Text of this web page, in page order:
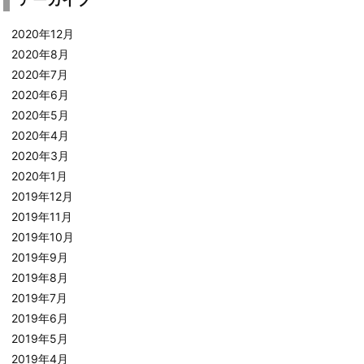
2020年12月
2020年8月
2020年7月
2020年6月
2020年5月
2020年4月
2020年3月
2020年1月
2019年12月
2019年11月
2019年10月
2019年9月
2019年8月
2019年7月
2019年6月
2019年5月
2019年4月